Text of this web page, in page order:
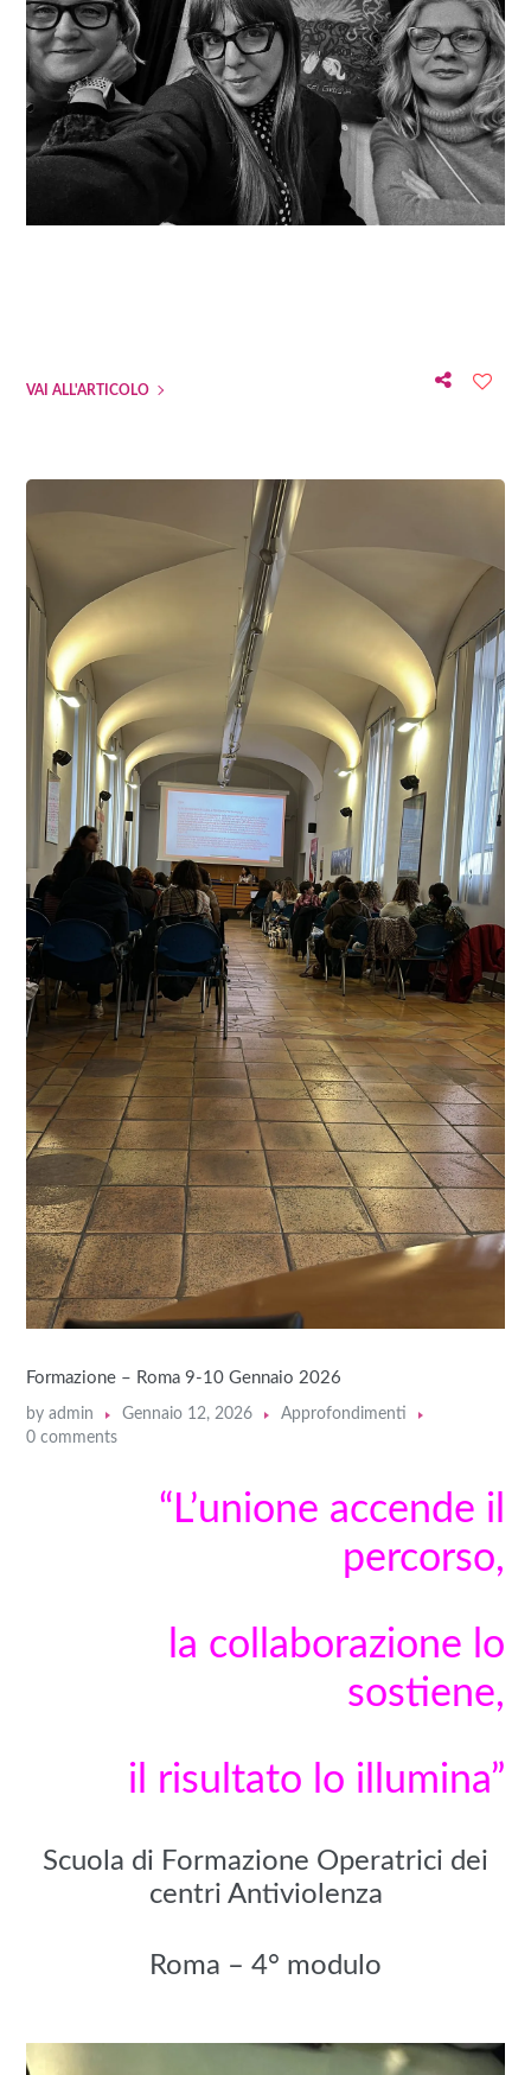
VAI ALL'ARTICOLO
Formazione – Roma 9-10 Gennaio 2026
byadmin Gennaio 12, 2026
Approfondimenti
0 comments
“L’unione accende il
percorso,
la collaborazione lo
sostiene,
il risultato lo illumina”
Scuola di Formazione Operatrici dei
centri Antiviolenza
Roma – 4° modulo